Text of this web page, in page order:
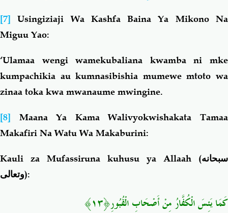
[7]
Usingiziaji Wa Kashfa Baina Ya Mikono Na
Miguu Yao:
‘Ulamaa wengi wamekubaliana kwamba ni mke
kumpachikia au kumnasibishia mumewe mtoto wa
zinaa toka kwa mwanaume mwingine.
[8]
Maana Ya Kama Walivyokwishakata Tamaa
Makafiri Na Watu Wa Makaburini:
Kauli za Mufassiruna kuhusu ya Allaah (سبحانه
وتعالى):
كَمَا يَئِسَ الْكُفَّارُ مِنْأَصْحَابِ الْقُبُورِ﴿١٣﴾